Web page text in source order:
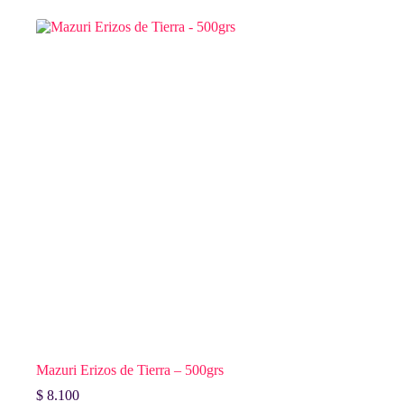
Mazuri Erizos de Tierra – 500grs
$ 8.100